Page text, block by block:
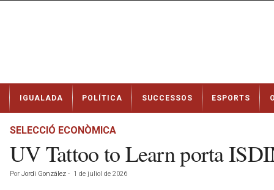
t
IGUALADA POLÍTICA SUCCESSOS ESPORTS
SELECCIÓ ECONÒMICA
UV Tattoo to Learn porta
Por Jordi González - 1 de juliol de 2026